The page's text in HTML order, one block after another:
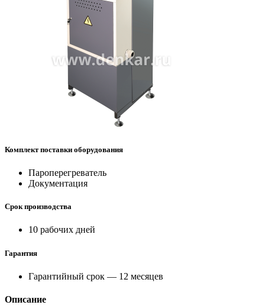
Комплект поставки оборудования
Пароперегреватель
Документация
Срок производства
10 рабочих дней
Гарантия
Гарантийный срок — 12 месяцев
Описание